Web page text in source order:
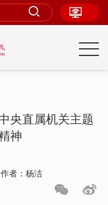
央直属机关主题
神
作者：杨洁